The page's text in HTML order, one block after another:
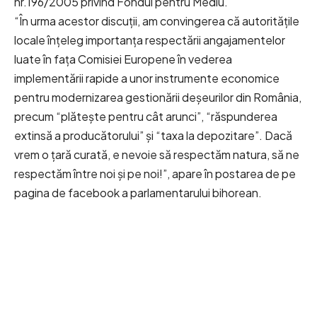
“În urma acestor discuții, am convingerea că autoritățile
locale înțeleg importanța respectării angajamentelor
luate în fața Comisiei Europene în vederea
implementării rapide a unor instrumente economice
pentru modernizarea gestionării deșeurilor din România,
precum “plătește pentru cât arunci”, “răspunderea
extinsă a producătorului” și “taxa la depozitare”. Dacă
vrem o țară curată, e nevoie să respectăm natura, să ne
respectăm între noi și pe noi!”, apare în postarea de pe
pagina de facebook a parlamentarului bihorean.